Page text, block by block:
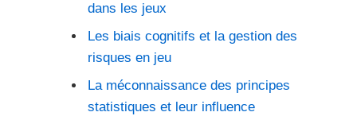
dans les jeux
Les biais cognitifs et la gestion des
risques en jeu
La méconnaissance des principes
statistiques et leur influence